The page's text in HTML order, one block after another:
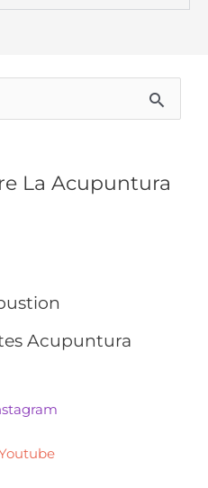
La Acupuntura
Acupuntura